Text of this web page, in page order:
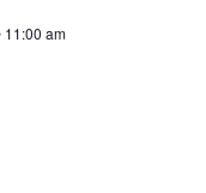
11:00 am